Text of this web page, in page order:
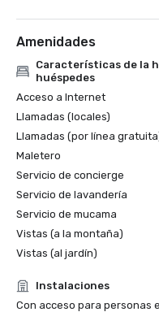
Amenidades
Características de la
huéspedes
Acceso a Internet
Llamadas (locales)
Llamadas (por línea
Maletero
Servicio de concierge
Servicio de lavandería
Servicio de mucama
Vistas (a la montaña)
Vistas (al jardín)
Instalaciones
Con acceso para personas